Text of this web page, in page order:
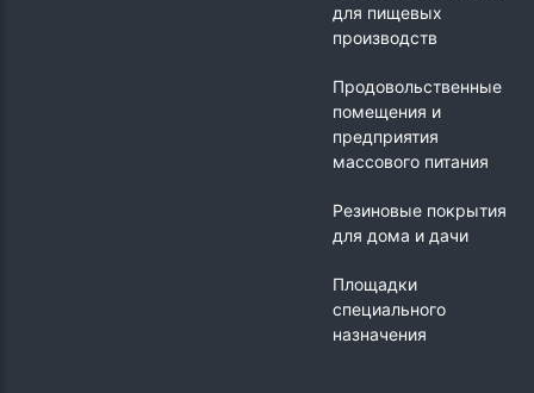
для пищевых
производств
Продовольственные
помещения и
предприятия
массового питания
Резиновые покрытия
для дома и дачи
Площадки
специального
назначения